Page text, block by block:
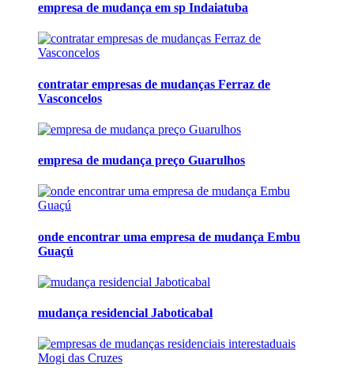
empresa de mudança em sp Indaiatuba
contratar empresas de mudanças Ferraz de
Vasconcelos
empresa de mudança preço Guarulhos
onde encontrar uma empresa de mudança Embu
Guaçú
mudança residencial Jaboticabal